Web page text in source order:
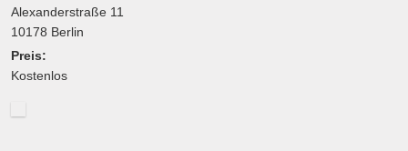
Alexanderstraße 11
10178 Berlin
Preis:
Kostenlos